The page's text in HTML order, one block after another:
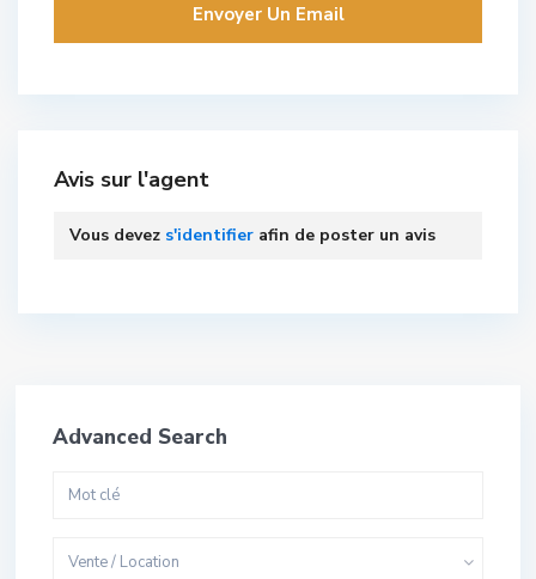
Avis sur l'agent
Vous devez s'identifier afin de poster un avis
Advanced Search
Vente / Location